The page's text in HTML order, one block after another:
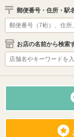
郵便番号・住所・駅
お店の名前から検索